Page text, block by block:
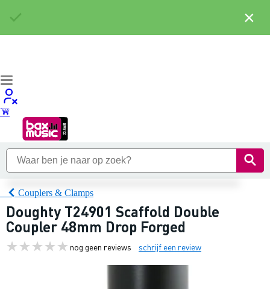
Couplers & Clamps
Doughty T24901 Scaffold Double
Coupler 48mm Drop Forged
nog geen reviews schrijf een review
×